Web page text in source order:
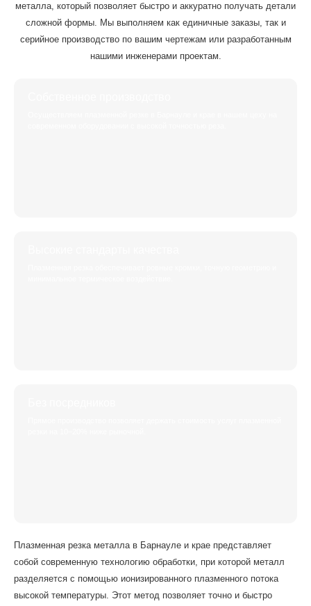
металла, который позволяет быстро и аккуратно получать детали
сложной формы. Мы выполняем как единичные заказы, так и
серийное производство по вашим чертежам или разработанным
нашими инженерами проектам.
Плазменная резка металла в Барнауле и крае представляет
собой современную технологию обработки, при которой металл
разделяется с помощью ионизированного плазменного потока
высокой температуры. Этот метод позволяет точно и быстро